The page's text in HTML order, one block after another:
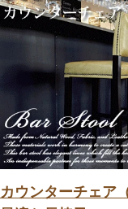
カウンターチェア